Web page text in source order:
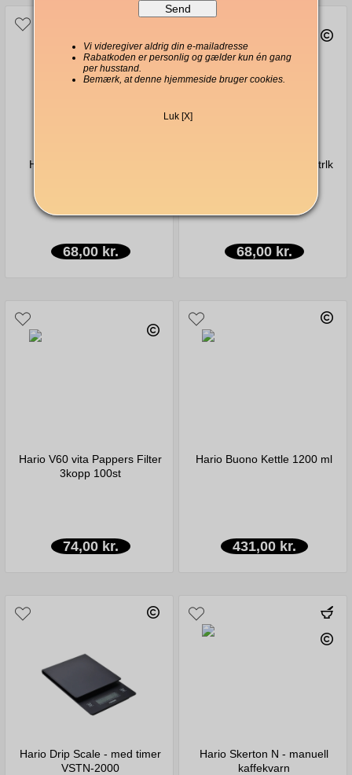
Hario V60 Pappers Filter
68,00 kr.
Hario V60 pappersfilter strlk
68,00 kr.
Hario V60 vita Pappers Filter
3kopp 100st
74,00 kr.
Hario Buono Kettle 1200 ml
431,00 kr.
Hario Drip Scale - med timer
VSTN-2000
Hario Skerton N - manuell
kaffekvarn
Vi videregiver aldrig din e-mailadresse
Rabatkoden er personlig og gælder kun én gang
per husstand.
Bemærk, at denne hjemmeside bruger cookies.
Luk [X]